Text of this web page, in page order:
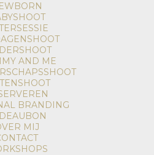
AND ME
BRANDING
MIJ